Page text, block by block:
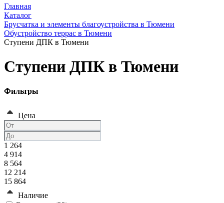
Главная
Каталог
Брусчатка и элементы благоустройства в Тюмени
Обустройство террас в Тюмени
Ступени ДПК в Тюмени
Ступени ДПК в Тюмени
Фильтры
Цена
1 264
4 914
8 564
12 214
15 864
Наличие